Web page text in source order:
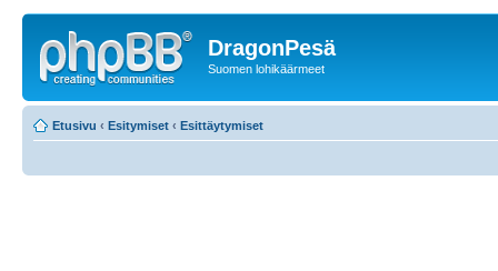
DragonPesä
Suomen lohikäärmeet
Etusivu ‹ Esitymiset ‹ Esittäytymiset